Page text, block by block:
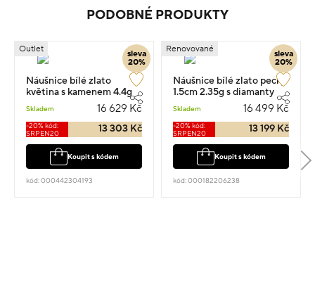
PODOBNÉ PRODUKTY
sleva
20%
Outlet
Náušnice bílé zlato
květina s kamenem 4.4g
Skladem 16 629 Kč
-20% kód:
SRPEN20
13 303 Kč
Koupit s kódem
kód: 000442304193
sleva
20%
Renovované
Náušnice bílé zlato pecky
1.5cm 2.35g s diamanty
Skladem 16 499 Kč
-20% kód:
SRPEN20
13 199 Kč
Koupit s kódem
kód: 000182206238